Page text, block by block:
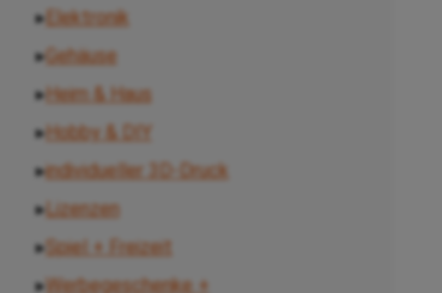
▸Elektronik
▸Gehäuse
▸Heim & Haus
▸Hobby & DIY
▸individueller 3D-Druck
▸Lizenzen
▸Spiel + Freizeit
▸Werbegeschenke +